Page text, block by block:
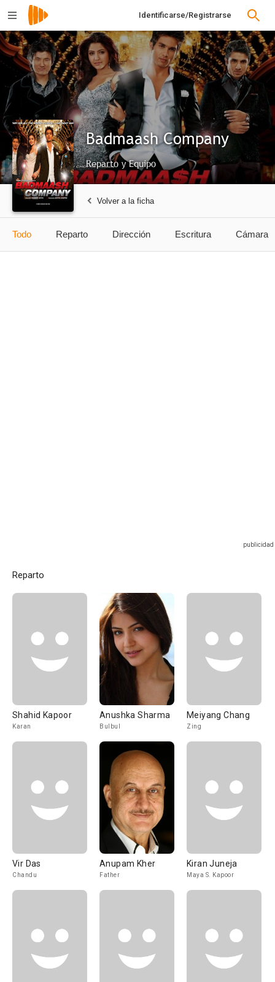
Identificarse/Registrarse
Badmaash Company
Reparto y Equipo
Volver a la ficha
Todo Reparto Dirección Escritura Cámara
Reparto
Shahid Kapoor
Karan
Anushka Sharma
Bulbul
Meiyang Chang
Zing
Vir Das
Chandu
Anupam Kher
Father
Kiran Juneja
Maya S. Kapoor